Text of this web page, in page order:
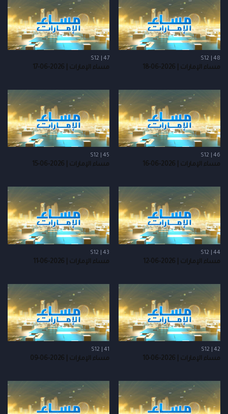
S12 | 48
مساء الإمارات | 2026-06-18
S12 | 47
مساء الإمارات | 2026-06-17
S12 | 46
مساء الإمارات | 2026-06-16
S12 | 45
مساء الإمارات | 2026-06-15
S12 | 44
مساء الإمارات | 2026-06-12
S12 | 43
مساء الإمارات | 2026-06-11
S12 | 42
مساء الإمارات | 2026-06-10
S12 | 41
مساء الإمارات | 2026-06-09